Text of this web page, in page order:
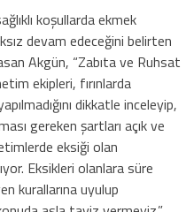
koşullarda ekmek
devam edeceğini belirten
Akgün, “Zabıta ve Ruhsat
ekipleri, fırınlarda
dikkatle inceleyip,
gereken şartları açık ve
eksiği olan
Eksikleri olanlara süre
kurallarına uyulup